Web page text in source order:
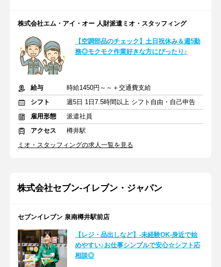
株式会社エム・アイ・オー 人財派遣ミオ・スタッフィング
【空調部品のチェック】土日祝休み＆週5勤
務◎モクモク作業好きな方にぴったり♪
給与
時給1450円～～＋交通費支給
シフト
週5日 1日7.5時間以上 シフト自由・自己申告
雇用形態
派遣社員
アクセス
樽井駅
ミオ・スタッフィングの求人一覧を見る
株式会社セブン-イレブン・ジャパン
セブンイレブン 泉南樽井駅前店
【レジ・品出しなど】-未経験OK-身近で始
めやすい♪お仕事シンプルで安心☆シフト応
相談◎